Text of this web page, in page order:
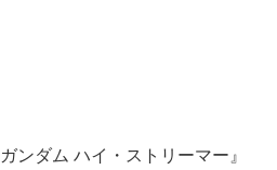
ンダム ハイ・ストリーマー』